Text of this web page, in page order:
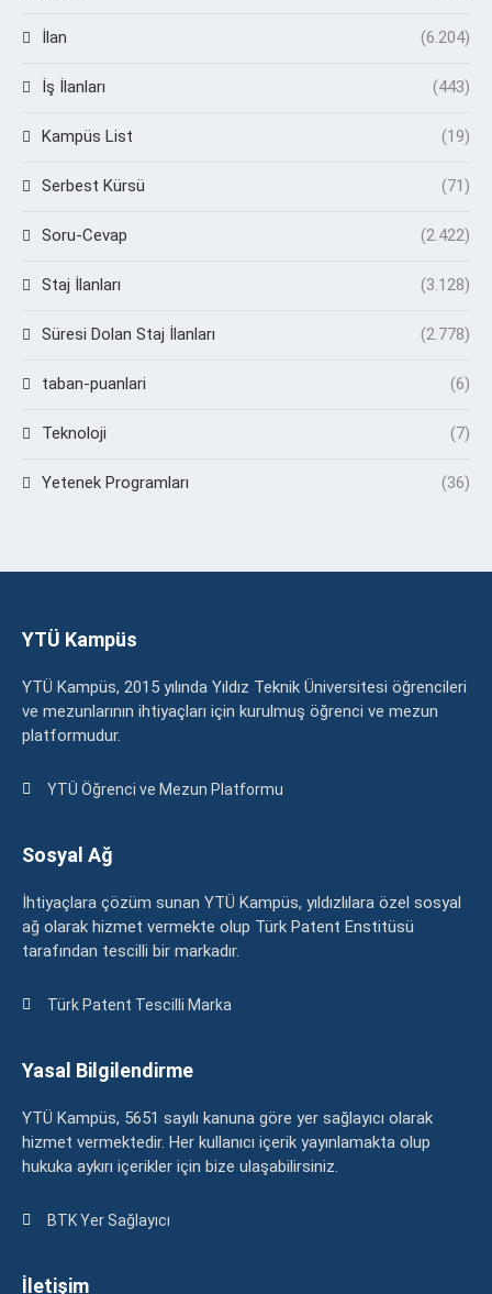
İlan (6.204)
İş İlanları (443)
Kampüs List (19)
Serbest Kürsü (71)
Soru-Cevap (2.422)
Staj İlanları (3.128)
Süresi Dolan Staj İlanları (2.778)
taban-puanlari (6)
Teknoloji (7)
Yetenek Programları (36)
YTÜ Kampüs
YTÜ Kampüs, 2015 yılında Yıldız Teknik Üniversitesi öğrencileri
ve mezunlarının ihtiyaçları için kurulmuş öğrenci ve mezun
platformudur.
YTÜ Öğrenci ve Mezun Platformu
Sosyal Ağ
İhtiyaçlara çözüm sunan YTÜ Kampüs, yıldızlılara özel sosyal
ağ olarak hizmet vermekte olup Türk Patent Enstitüsü
tarafından tescilli bir markadır.
Türk Patent Tescilli Marka
Yasal Bilgilendirme
YTÜ Kampüs, 5651 sayılı kanuna göre yer sağlayıcı olarak
hizmet vermektedir. Her kullanıcı içerik yayınlamakta olup
hukuka aykırı içerikler için bize ulaşabilirsiniz.
BTK Yer Sağlayıcı
İletişim